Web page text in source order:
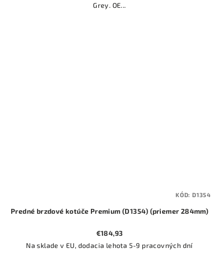
Grey. OE...
Predné brzdové kotúče Premium (D1354) (priemer 284mm)
€184,93
Na sklade v EU, dodacia lehota 5-9 pracovných dní
KÓD: D1354